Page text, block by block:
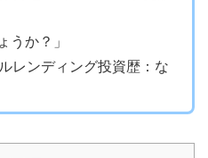
うか？」
レンディング投資歴：な